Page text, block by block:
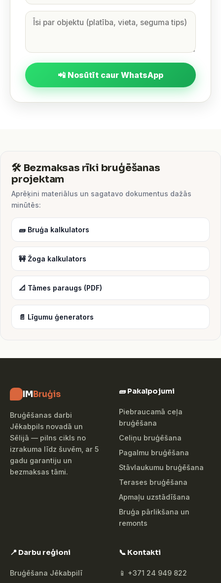
📲 Nosūtīt caur WhatsApp
🛠️ Bezmaksas rīki bruģēšanas
projektam
Aprēķini materiālus un sagatavo dokumentus dažās
minūtēs:
🧱 Bruģa kalkulators
🚧 Žoga kalkulators
📐 Tāmes paraugs (PDF)
📄 Līgumu ģenerators
IMBruģis
Bruģēšanas darbi
Jēkabpils novadā un
Sēlijā — pilns cikls no
izrakuma līdz šuvēm, ar 5
gadu garantiju un
bezmaksas tāmi.
🧱 Pakalpojumi
Piebraucamā ceļa
bruģēšana
Celiņu bruģēšana
Pagalmu bruģēšana
Stāvlaukumu bruģēšana
Terases bruģēšana
Apmaļu uzstādīšana
Bruģa pārlikšana un
remonts
📍 Darbu reģioni
Bruģēšana Jēkabpilī
📞 Kontakti
📱 +371 24 949 822